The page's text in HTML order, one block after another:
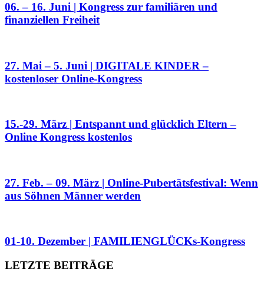
06. – 16. Juni | Kongress zur familiären und
finanziellen Freiheit
27. Mai – 5. Juni | DIGITALE KINDER –
kostenloser Online-Kongress
15.-29. März | Entspannt und glücklich Eltern –
Online Kongress kostenlos
27. Feb. – 09. März | Online-Pubertätsfestival: Wenn
aus Söhnen Männer werden
01-10. Dezember | FAMILIENGLÜCKs-Kongress
LETZTE BEITRÄGE